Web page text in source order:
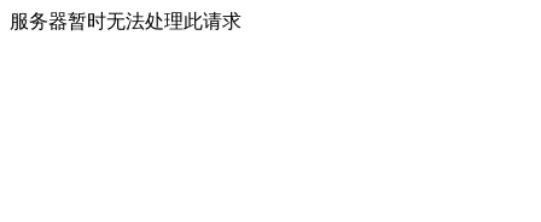
服务器暂时无法处理此请求